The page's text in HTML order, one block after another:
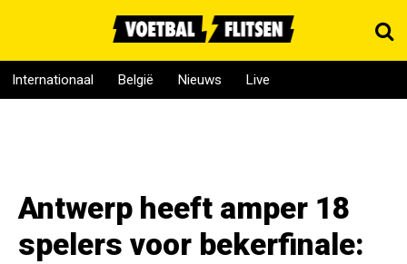
Internationaal België Nieuws Live
Antwerp heeft amper 18
spelers voor bekerfinale: